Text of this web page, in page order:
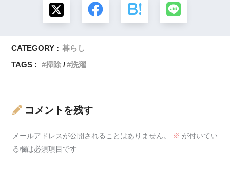
CATEGORY : 暮らし
TAGS :
掃除 洗濯
コメントを残す
メールアドレスが公開されることはありません。 ※ が付いてい
る欄は必須項目です